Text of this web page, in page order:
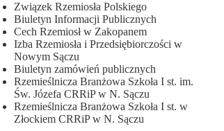
Związek Rzemiosła Polskiego
Biuletyn Informacji Publicznych
Cech Rzemiosł w Zakopanem
Izba Rzemiosła i Przedsiębiorczości w
Nowym Sączu
Biuletyn zamówień publicznych
Rzemieślnicza Branżowa Szkoła I st. im.
Św. Józefa CRRiP w N. Sączu
Rzemieślnicza Branżowa Szkoła I st. w
Złockiem CRRiP w N. Sączu